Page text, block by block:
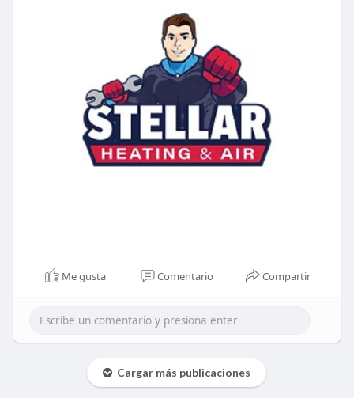
Me gusta Comentario Compartir
Cargar más publicaciones